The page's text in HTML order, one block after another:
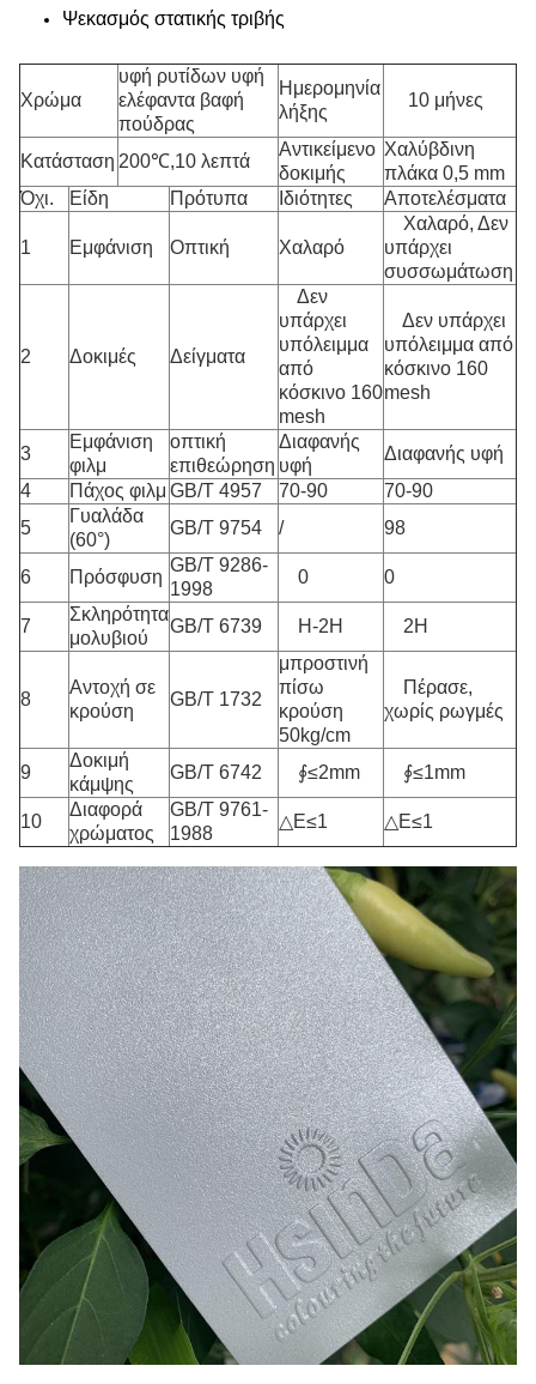
Ψεκασμός στατικής τριβής
Χρώμα
υφή ρυτίδων υφή
ελέφαντα βαφή
πούδρας
Ημερομηνία
λήξης
10 μήνες
Κατάσταση 200℃,10 λεπτά
Αντικείμενο
δοκιμής
Χαλύβδινη
πλάκα 0,5 mm
Όχι.
Είδη Πρότυπα Ιδιότητες Αποτελέσματα
1 Εμφάνιση Οπτική Χαλαρό
Χαλαρό, Δεν
υπάρχει
συσσωμάτωση
2 Δοκιμές Δείγματα
Δεν
υπάρχει
υπόλειμμα
από
κόσκινο 160
mesh
Δεν υπάρχει
υπόλειμμα από
κόσκινο 160
mesh
3
Εμφάνιση
φιλμ
οπτική
επιθεώρηση
Διαφανής
υφή
Διαφανής υφή
4
Πάχος φιλμ GB/T 4957 70-90
70-90
5
Γυαλάδα
(60°)
GB/T 9754 / 98
6 Πρόσφυση
GB/T 9286-
1998
0 0
7
Σκληρότητα
μολυβιού
GB/T 6739 H-2H 2H
8
Αντοχή σε
κρούση
GB/T 1732
μπροστινή
πίσω
κρούση
50kg/cm
Πέρασε,
χωρίς ρωγμές
9
Δοκιμή
κάμψης
GB/T 6742 ∮≤2mm ∮≤1mm
10
Διαφορά
χρώματος
GB/T 9761-
1988
△E≤1 △E≤1